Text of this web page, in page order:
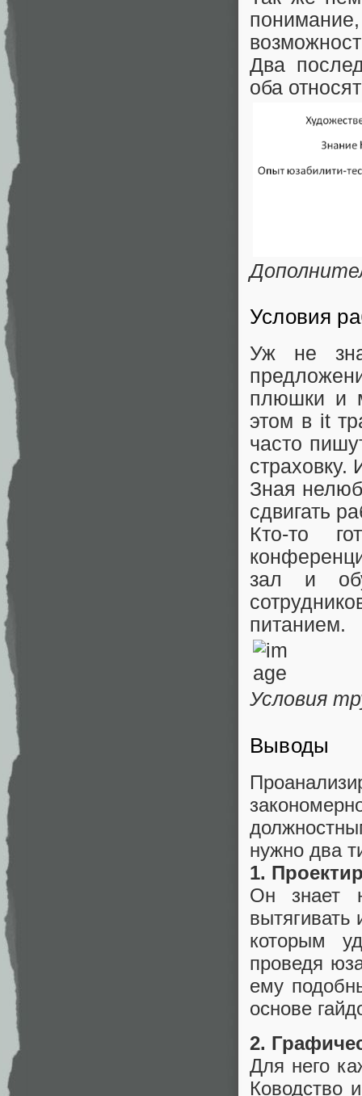
Два
оба
Условия
Уж не
плюшки и
этом в it
часто
страховку.
Зная
сдвигать
Кто-то
зал и
питанием.
Условия
Выводы
нужно два
1.
Он знает
которым
проведя
ему
основе
2.
Для него
Ководство